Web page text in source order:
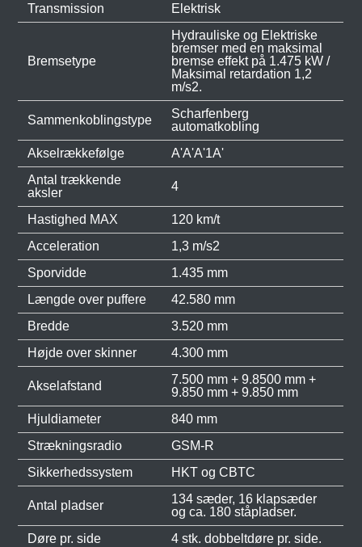
Transmission Elektrisk
Bremsetype
Hydrauliske og Elektriske
bremser med en maksimal
bremse effekt på 1.475 kW /
Maksimal retardation 1,2
m/s2.
Sammenkoblingstype
Scharfenberg
automatkobling
Akselrækkefølge
A'A'A'1A'
Antal trækkende
aksler
4
Hastighed MAX
120 km/t
Acceleration
1,3 m/s2
Sporvidde
1.435 mm
Længde over puffere
42.580 mm
Bredde
3.520 mm
Højde over skinner
4.300 mm
Akselafstand
7.500 mm + 9.8500 mm +
9.850 mm + 9.850 mm
Hjuldiameter
840 mm
Strækningsradio
GSM-R
Sikkerhedssystem
HKT og CBTC
Antal pladser
134 sæder, 16 klapsæder
og ca. 180 ståpladser.
Døre pr. side
4 stk. dobbeltdøre pr. side.